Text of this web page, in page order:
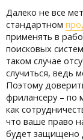
Далеко не все
стандартном
применять в
поисковых
таком случае
случиться, ведь
Поэтому
фрилансеру – по
как
что ваше право
будет защищено